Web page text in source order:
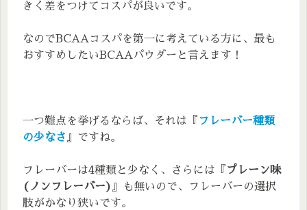
グレープフルーツ風味
青リンゴ風味
エナジードリンク風味
きく差をつけてコスパが良いです。
なのでBCAAコスパを第一に考えている方に、最も
おすすめしたいBCAAパウダーと言えます！
一つ難点を挙げるならば、それは『 フレーバー種類
の少なさ 』ですね。
フレーバーは4種類と少なく、さらには『 プレーン味
(ノンフレーバー) 』も無いので、フレーバーの選択
肢がかなり狭いです。